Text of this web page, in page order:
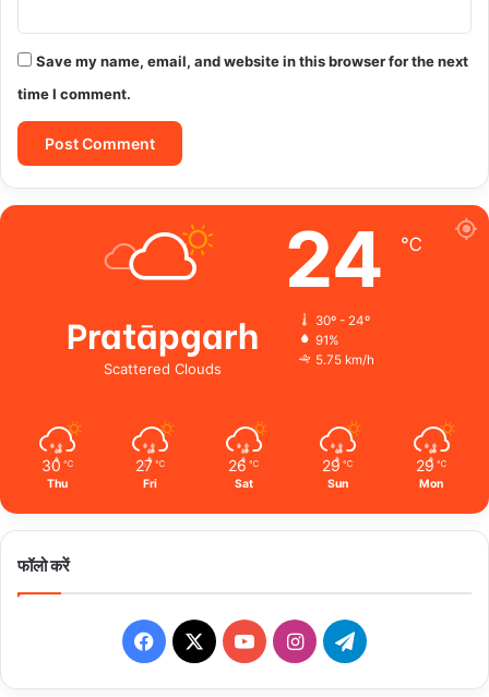
Save my name, email, and website in this browser for the next
time I comment.
Pratāpgarh
Scattered Clouds
24 ℃
30º - 24º
91%
5.75 km/h
30 ℃
Thu
27 ℃
Fri
26 ℃
Sat
29 ℃
Sun
29 ℃
Mon
फॉलो करें
Facebook
X YouTubeInstagramTelegram